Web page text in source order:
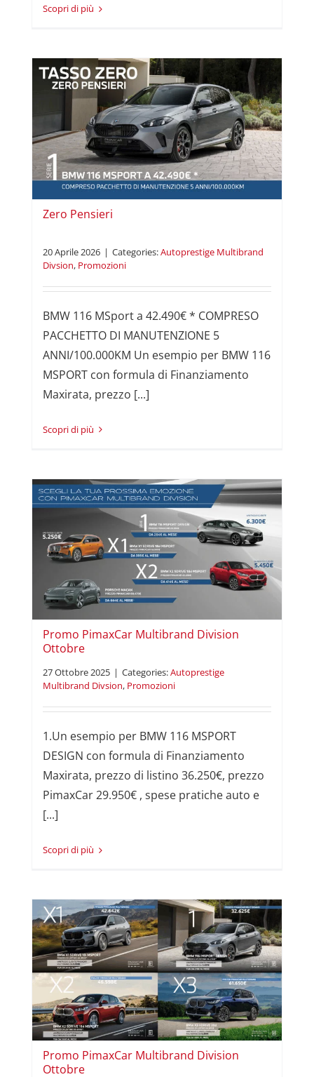
Read More
Zero Pensieri
20 Aprile 2026 | Categories:Autoprestige Multibrand
Divsion, Promozioni
BMW 116 MSport a 42.490€ * COMPRESO
PACCHETTO DI MANUTENZIONE 5
ANNI/100.000KM Un esempio per BMW 116
MSPORT con formula di Finanziamento
Maxirata, prezzo [...]
Read More
Promo PimaxCar Multibrand Division
Ottobre
27 Ottobre 2025 | Categories:Autoprestige
Multibrand Divsion, Promozioni
1.Un esempio per BMW 116 MSPORT
DESIGN con formula di Finanziamento
Maxirata, prezzo di listino 36.250€, prezzo
PimaxCar 29.950€ , spese pratiche auto e
[...]
Read More
Promo PimaxCar Multibrand Division
Ottobre